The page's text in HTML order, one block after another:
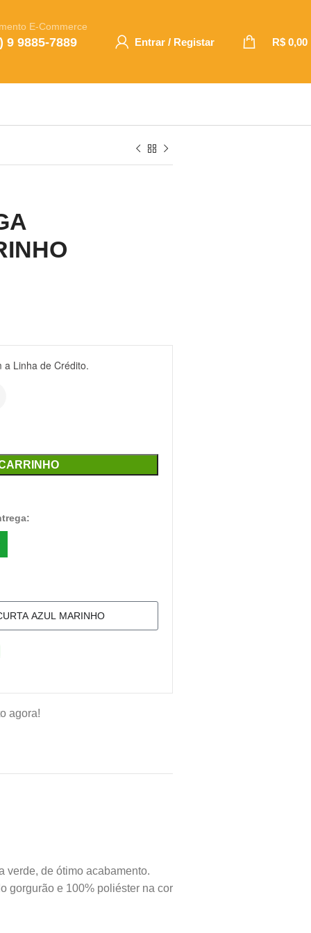
E-Commerce
9 9885-7889 Entrar / Registar R$ 0,00
a Linha de Crédito.
agora!
verde, de ótimo acabamento.
gorgurão e 100% poliéster na cor